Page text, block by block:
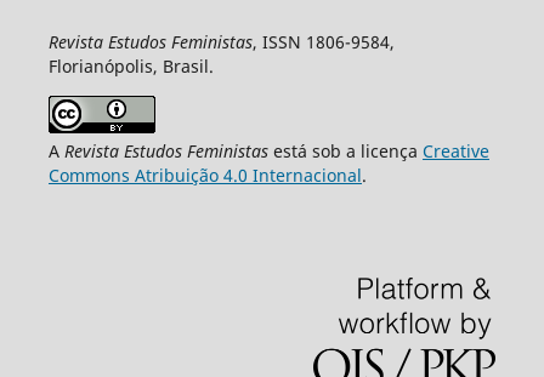
Revista Estudos Feministas, ISSN 1806-9584,
Florianópolis, Brasil.
A Revista Estudos Feministasestá sob a licença Creative
Commons Atribuição 4.0 Internacional.